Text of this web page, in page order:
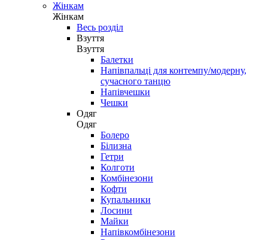
Жінкам
Жінкам
Весь розділ
Взуття
Взуття
Балетки
Напівпальці для контемпу/модерну,
сучасного танцю
Напівчешки
Чешки
Одяг
Одяг
Болеро
Білизна
Гетри
Колготи
Комбінезони
Кофти
Купальники
Лосини
Майки
Напівкомбінезони